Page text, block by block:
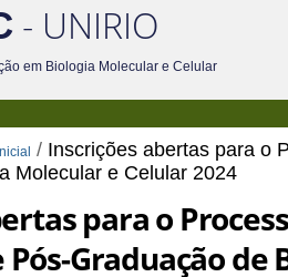
- UNIRIO
em Biologia Molecular e Celular
/ Inscrições abertas para o
Molecular e Celular 2024
para o
Graduação